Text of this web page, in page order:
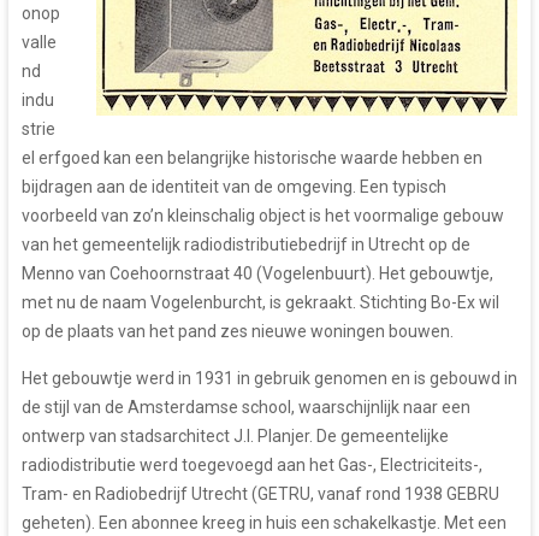
onop
valle
nd
indu
strie
el erfgoed kan een belangrijke historische waarde hebben en
bijdragen aan de identiteit van de omgeving. Een typisch
voorbeeld van zo’n kleinschalig object is het voormalige gebouw
van het gemeentelijk radiodistributiebedrijf in Utrecht op de
Menno van Coehoornstraat 40 (Vogelenbuurt). Het gebouwtje,
met nu de naam Vogelenburcht, is gekraakt. Stichting Bo-Ex wil
op de plaats van het pand zes nieuwe woningen bouwen.
Het gebouwtje werd in 1931 in gebruik genomen en is gebouwd in
de stijl van de Amsterdamse school, waarschijnlijk naar een
ontwerp van stadsarchitect J.I. Planjer. De gemeentelijke
radiodistributie werd toegevoegd aan het Gas-, Electriciteits-,
Tram- en Radiobedrijf Utrecht (GETRU, vanaf rond 1938 GEBRU
geheten). Een abonnee kreeg in huis een schakelkastje. Met een